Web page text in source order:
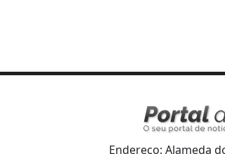
Endereço: Alameda